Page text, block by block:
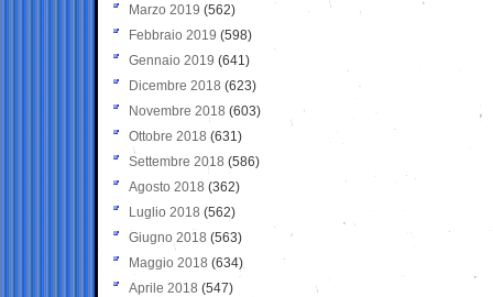
Marzo 2019 (562)
Febbraio 2019 (598)
Gennaio 2019 (641)
Dicembre 2018 (623)
Novembre 2018 (603)
Ottobre 2018 (631)
Settembre 2018 (586)
Agosto 2018 (362)
Luglio 2018 (562)
Giugno 2018 (563)
Maggio 2018 (634)
Aprile 2018 (547)